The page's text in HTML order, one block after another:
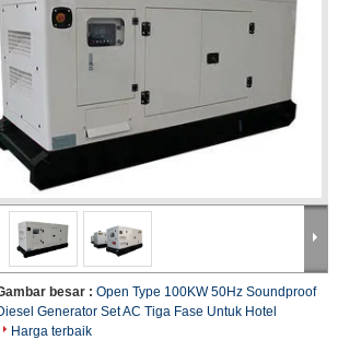
besar : Open Type 100KW 50Hz Soundproof
Generator Set AC Tiga Fase Untuk Hotel
Harga terbaik